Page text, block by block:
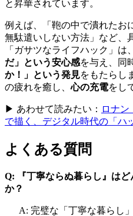
と昇華されています。
例えば、「鞄の中で潰れたお
無駄遣いしない方法」など、
「ガサツなライフハック」は
だ」という安心感を与え、同
か！」という発見をもたらし
の疲れを癒し、心の充電をし
▶ あわせて読みたい： ロナン
で描く、デジタル時代の「ハ
よくある質問
Q: 『丁寧ならぬ暮らし』は
か？
A: 完璧な「丁寧な暮らし